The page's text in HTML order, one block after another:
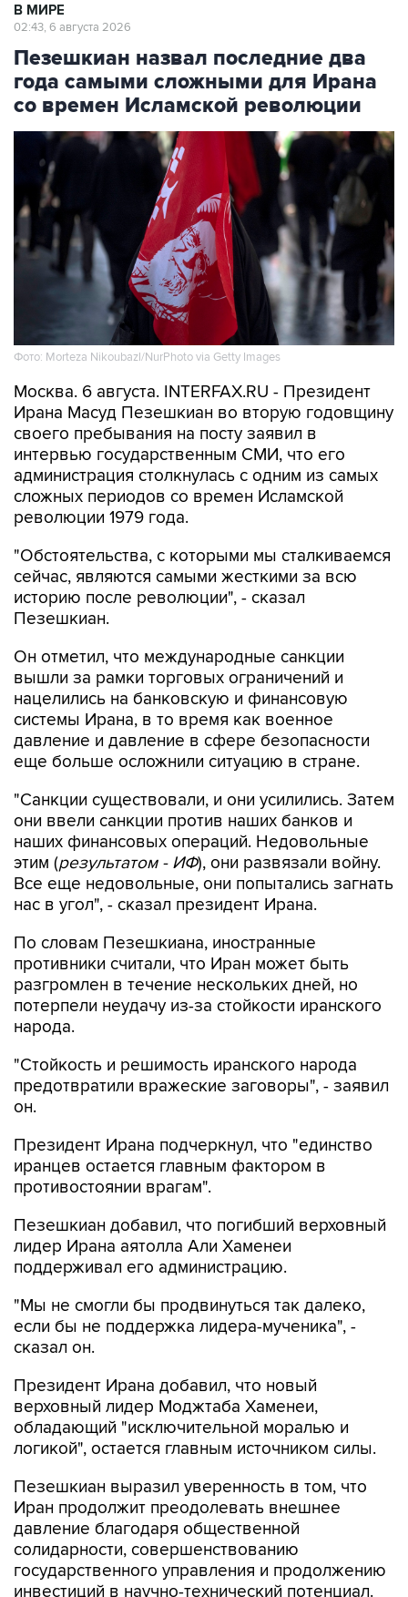
В МИРЕ
02:43, 6 августа 2026
Пезешкиан назвал последние два
года самыми сложными для Ирана
со времен Исламской революции
Фото: Morteza Nikoubazl/NurPhoto via Getty Images
Москва. 6 августа. INTERFAX.RU - Президент
Ирана Масуд Пезешкиан во вторую годовщину
своего пребывания на посту заявил в
интервью государственным СМИ, что его
администрация столкнулась с одним из самых
сложных периодов со времен Исламской
революции 1979 года.
"Обстоятельства, с которыми мы сталкиваемся
сейчас, являются самыми жесткими за всю
историю после революции", - сказал
Пезешкиан.
Он отметил, что международные санкции
вышли за рамки торговых ограничений и
нацелились на банковскую и финансовую
системы Ирана, в то время как военное
давление и давление в сфере безопасности
еще больше осложнили ситуацию в стране.
"Санкции существовали, и они усилились. Затем
они ввели санкции против наших банков и
наших финансовых операций. Недовольные
этим (результатом - ИФ), они развязали войну.
Все еще недовольные, они попытались загнать
нас в угол", - сказал президент Ирана.
По словам Пезешкиана, иностранные
противники считали, что Иран может быть
разгромлен в течение нескольких дней, но
потерпели неудачу из-за стойкости иранского
народа.
"Стойкость и решимость иранского народа
предотвратили вражеские заговоры", - заявил
он.
Президент Ирана подчеркнул, что "единство
иранцев остается главным фактором в
противостоянии врагам".
Пезешкиан добавил, что погибший верховный
лидер Ирана аятолла Али Хаменеи
поддерживал его администрацию.
"Мы не смогли бы продвинуться так далеко,
если бы не поддержка лидера-мученика", -
сказал он.
Президент Ирана добавил, что новый
верховный лидер Моджтаба Хаменеи,
обладающий "исключительной моралью и
логикой", остается главным источником силы.
Пезешкиан выразил уверенность в том, что
Иран продолжит преодолевать внешнее
давление благодаря общественной
солидарности, совершенствованию
государственного управления и продолжению
инвестиций в научно-технический потенциал.